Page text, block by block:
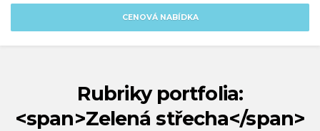
CENOVÁ NABÍDKA
Rubriky portfolia:
<span>Zelená střecha</span>